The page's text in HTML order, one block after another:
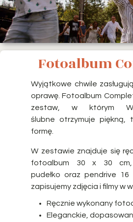
Fotoalbum
Wyjątkowe chwile
oprawę. Fotoalbum
zestaw, w którym
ślubne otrzymuje piękną,
formę.
W zestawie znajduje się
fotoalbum 30 x 30 cm,
pudełko oraz pendrive 16
zapisujemy zdjęcia i filmy w
Ręcznie wykonany
Eleganckie,